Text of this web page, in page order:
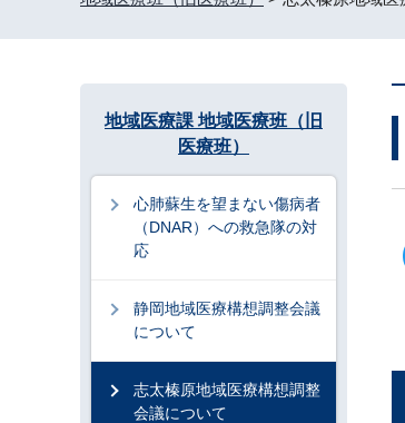
地域医療課 地域医療班（旧
医療班）
心肺蘇生を望まない傷病者
（DNAR）への救急隊の対
応
静岡地域医療構想調整会議
について
志太榛原地域医療構想調整
会議について